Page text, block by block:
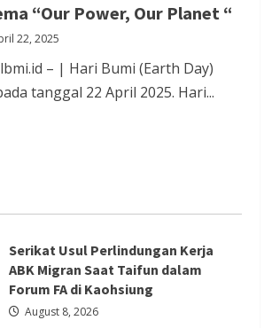
“Our Power, Our Planet “
22, 2025
– | Hari Bumi (Earth Day)
tanggal 22 April 2025. Hari...
Serikat Usul Perlindungan Kerja
ABK Migran Saat Taifun dalam
Forum FA di Kaohsiung
August 8, 2026